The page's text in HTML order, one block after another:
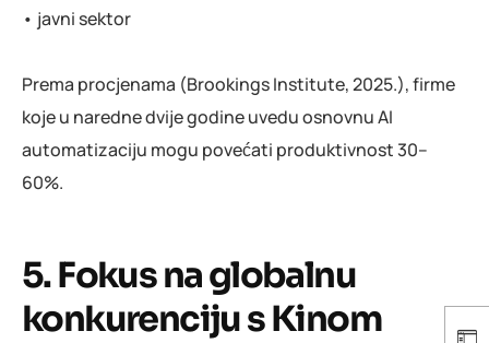
• javni sektor
Prema procjenama (Brookings Institute, 2025.), firme
koje u naredne dvije godine uvedu osnovnu AI
automatizaciju mogu povećati produktivnost 30–
60%.
5. Fokus na globalnu
konkurenciju s Kinom